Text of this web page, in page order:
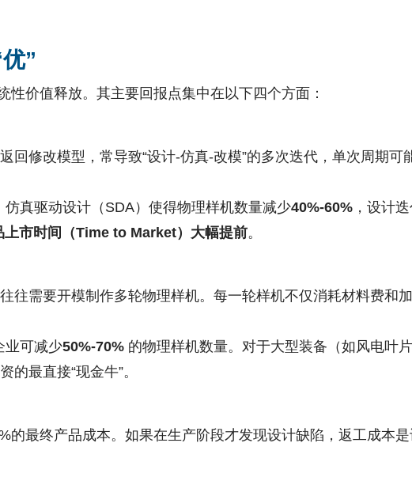
”
性价值释放。其主要回报点集中在以下四个方面：
修改模型，常导致“设计-仿真-改模”的多次迭代，单次周期可
真驱动设计（SDA）使得物理样机数量减少40%-60% ，设计
上市时间（Time to Market）大幅提前。
往需要开模制作多轮物理样机。每一轮样机不仅消耗材料费和
业可减少50%-70% 的物理样机数量。对于大型装备（如风电叶
最直接“现金牛”。
最终产品成本。如果在生产阶段才发现设计缺陷，返工成本